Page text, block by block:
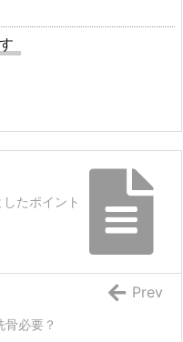
たポイント
必要？
Prev